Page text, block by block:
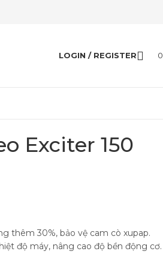
LOGIN / REGISTER 0
Exciter 150
thêm 30%, bảo vệ cam cò xupap.
độ máy, nâng cao độ bền động cơ.